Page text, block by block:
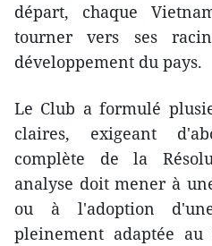
départ, chaque
tourner vers ses
développement du pays.
Le Club a formulé
claires, exigeant
complète de la
analyse doit mener à
ou à l'adoption
pleinement adaptée au